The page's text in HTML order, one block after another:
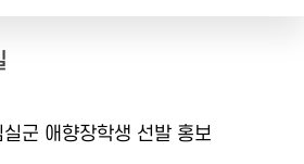
군 애향장학생 선발 홍보